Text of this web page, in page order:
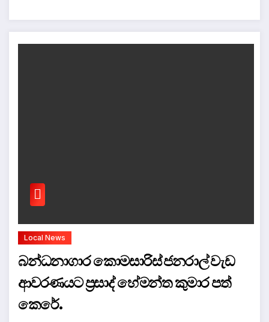
Local News
බන්ධනාගාර කොමසාරිස් ජනරාල් වැඩ
ආවරණයට ප්‍රසාද් හේමන්ත කුමාර පත්
කෙරේ.